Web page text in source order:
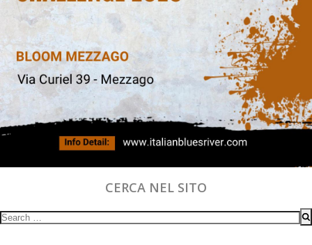
CERCA NEL SITO
Search